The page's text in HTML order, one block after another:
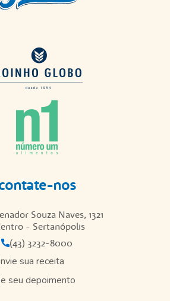
nos
Souza Naves, 1321
- Sertanópolis
(43) 3232-8000
sua receita
seu depoimento